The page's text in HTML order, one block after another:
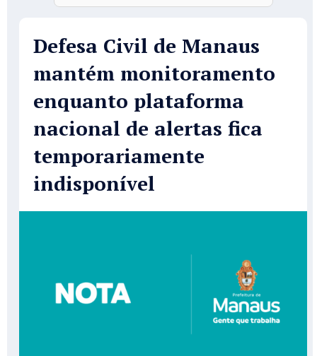
Defesa Civil de Manaus
mantém monitoramento
enquanto plataforma
nacional de alertas fica
temporariamente
indisponível